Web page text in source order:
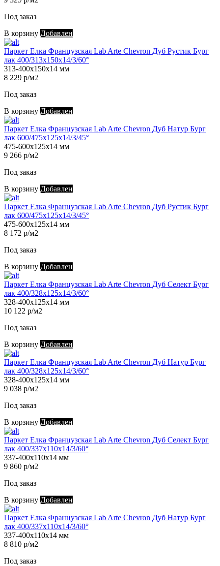
Под заказ
В корзину Добавлен
Паркет Елка Французская Lab Arte Chevron Дуб Рустик Бург
лак 400/313х150х14/3/60°
313-400х150х14 мм
8 229 р/м2
Под заказ
В корзину Добавлен
Паркет Елка Французская Lab Arte Chevron Дуб Натур Бург
лак 600/475х125х14/3/45°
475-600х125х14 мм
9 266 р/м2
Под заказ
В корзину Добавлен
Паркет Елка Французская Lab Arte Chevron Дуб Рустик Бург
лак 600/475х125х14/3/45°
475-600х125х14 мм
8 172 р/м2
Под заказ
В корзину Добавлен
Паркет Елка Французская Lab Arte Chevron Дуб Селект Бург
лак 400/328х125х14/3/60°
328-400х125х14 мм
10 122 р/м2
Под заказ
В корзину Добавлен
Паркет Елка Французская Lab Arte Chevron Дуб Натур Бург
лак 400/328х125х14/3/60°
328-400х125х14 мм
9 038 р/м2
Под заказ
В корзину Добавлен
Паркет Елка Французская Lab Arte Chevron Дуб Селект Бург
лак 400/337х110х14/3/60°
337-400х110х14 мм
9 860 р/м2
Под заказ
В корзину Добавлен
Паркет Елка Французская Lab Arte Chevron Дуб Натур Бург
лак 400/337х110х14/3/60°
337-400х110х14 мм
8 810 р/м2
Под заказ